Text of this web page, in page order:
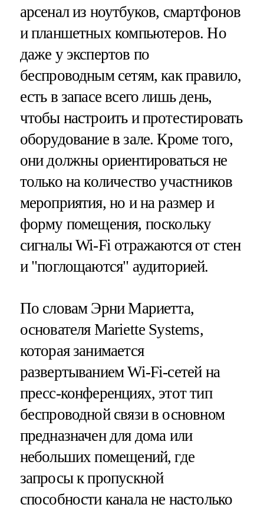
арсенал из ноутбуков, смартфонов
и планшетных компьютеров. Но
даже у экспертов по
беспроводным сетям, как правило,
есть в запасе всего лишь день,
чтобы настроить и протестировать
оборудование в зале. Кроме того,
они должны ориентироваться не
только на количество участников
мероприятия, но и на размер и
форму помещения, поскольку
сигналы Wi-Fi отражаются от стен
и "поглощаются" аудиторией.
По словам Эрни Мариетта,
основателя Mariette Systems,
которая занимается
развертыванием Wi-Fi-сетей на
пресс-конференциях, этот тип
беспроводной связи в основном
предназначен для дома или
небольших помещений, где
запросы к пропускной
способности канала не настолько